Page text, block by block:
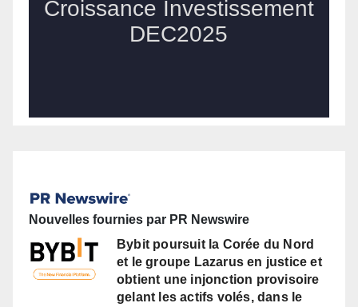
Nouvelles fournies par PR Newswire
Bybit poursuit la Corée du Nord
et le groupe Lazarus en justice et
obtient une injonction provisoire
gelant les actifs volés, dans le